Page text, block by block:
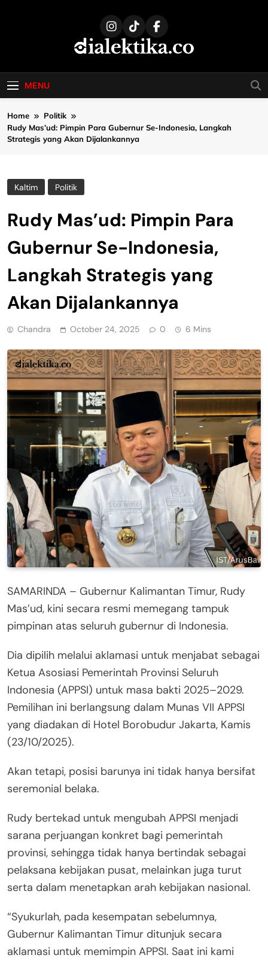
dialektika
MENU
Home
Politik
Rudy Mas’ud: Pimpin Para Gubernur Se-Indonesia, Langkah
Strategis yang Akan Dijalankannya
Kaltim Politik
Rudy Mas’ud: Pimpin Para
Gubernur Se-Indonesia,
Langkah Strategis yang
Akan Dijalankannya
Chandra October 24, 2025 0 6 Mins
SAMARINDA – Gubernur Kalimantan Timur, Rudy
Mas’ud, kini secara resmi memegang tampuk
pimpinan atas seluruh gubernur di Indonesia.
Dia dipilih melalui aklamasi untuk menjabat sebagai
Ketua Asosiasi Pemerintah Provinsi Seluruh
Indonesia (APPSI) untuk masa bakti 2025–2029.
Pemilihan ini berlangsung dalam Munas VII APPSI
yang diadakan di Hotel Borobudur Jakarta, Kamis
(23/10/2025).
Akan tetapi, posisi barunya ini tidak hanya bersifat
seremonial belaka.
Rudy bertekad untuk mengubah APPSI menjadi
sarana perjuangan konkret bagi pemerintah
provinsi, sehingga tidak hanya bertindak sebagai
pelaksana kebijakan pusat, melainkan juga turut
serta dalam menetapkan arah kebijakan nasional.
“Syukurlah, pada kesempatan sebelumnya,
Gubernur Kalimantan Timur ditunjuk secara
aklamasi untuk memimpin APPSI. Saat ini kami